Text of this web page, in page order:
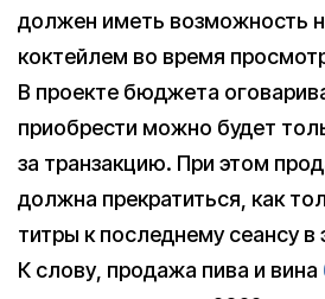
должен иметь возможность
коктейлем во время
В проекте бюджета
приобрести можно будет
за транзакцию. При этом
должна прекратиться, как
титры к последнему сеансу в
К слову, продажа пива и вина